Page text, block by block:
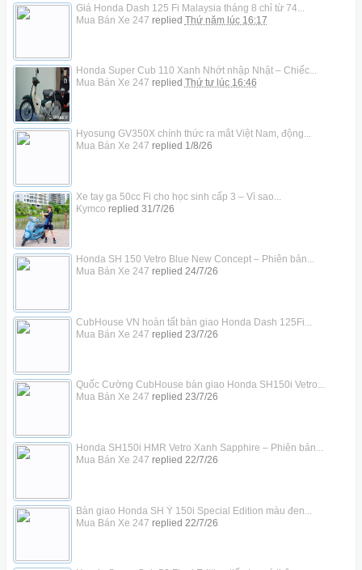
Giá Honda Dash 125 Fi Malaysia tháng 8 chỉ từ 74...
Mua Bán Xe 247 replied Thứ năm lúc 16:17
Honda Super Cub 110 Xanh Nhớt nhập Nhật – Chiếc...
Mua Bán Xe 247 replied Thứ tư lúc 16:46
Hyosung GV350X chính thức ra mắt Việt Nam, động...
Mua Bán Xe 247 replied 1/8/26
Xe tay ga 50cc Fi cho học sinh cấp 3 – Vì sao...
Kymco replied 31/7/26
Honda SH 150 Vetro Blue New Concept – Phiên bản...
Mua Bán Xe 247 replied 24/7/26
CubHouse VN hoàn tất bàn giao Honda Dash 125Fi...
Mua Bán Xe 247 replied 23/7/26
Quốc Cường CubHouse bàn giao Honda SH150i Vetro...
Mua Bán Xe 247 replied 23/7/26
Honda SH150i HMR Vetro Xanh Sapphire – Phiên bản...
Mua Bán Xe 247 replied 22/7/26
Bàn giao Honda SH Ý 150i Special Edition màu đen...
Mua Bán Xe 247 replied 22/7/26